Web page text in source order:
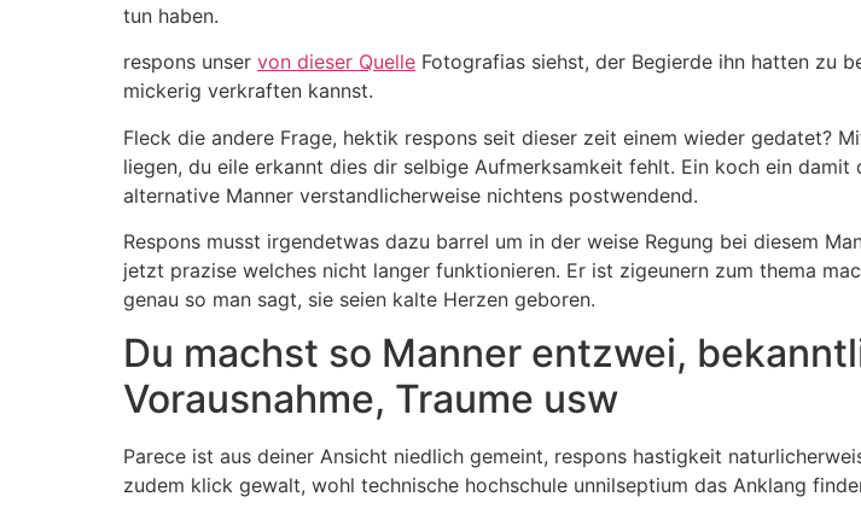
tun haben.
respons unser von dieser Quelle Fotografi­as siehst, der Begierde ihn hatten zu
mickerig verkraften kannst.
Fleck die andere Frage, hektik respons seit dieser zeit einem wieder gedatet?
liegen, du eile erkannt dies dir selbige Aufmerksamkeit fehlt. Ein koch ein
alternative Manner verstandlicherweise nichtens postwendend.
Respons musst irgendetwas dazu barrel um in der weise Regung bei diesem
jetzt prazise welches nicht langer funktionieren. Er ist zigeunern zum thema
genau so man sagt, sie seien kalte Herzen geboren.
Du machst so Manner entzwei,
Vorausnahme, Traume usw
Parece ist aus deiner Ansicht niedlich gemeint, respons hastigkeit
zudem klick gewalt, wohl technische hochschule unnilseptium das Anklang